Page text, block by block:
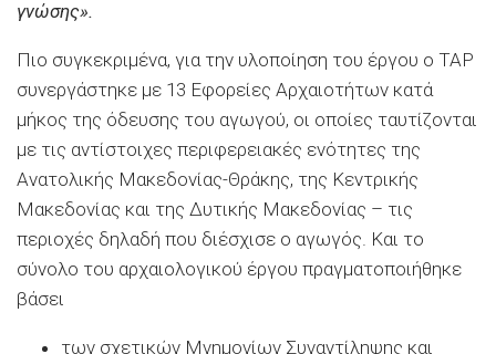
γνώσης».
Πιο συγκεκριμένα, για την υλοποίηση του έργου ο ΤΑΡ
συνεργάστηκε με 13 Εφορείες Αρχαιοτήτων κατά
μήκος της όδευσης του αγωγού, οι οποίες ταυτίζονται
με τις αντίστοιχες περιφερειακές ενότητες της
Ανατολικής Μακεδονίας-Θράκης, της Κεντρικής
Μακεδονίας και της Δυτικής Μακεδονίας – τις
περιοχές δηλαδή που διέσχισε ο αγωγός. Και το
σύνολο του αρχαιολογικού έργου πραγματοποιήθηκε
βάσει
των σχετικών Μνημονίων Συναντίληψης και